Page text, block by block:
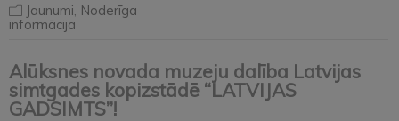
Jaunumi Noderīga
informācija
Alūksnes novada muzeju dalība Latvijas
simtgades kopizstādē “LATVIJAS
GADSIMTS”!